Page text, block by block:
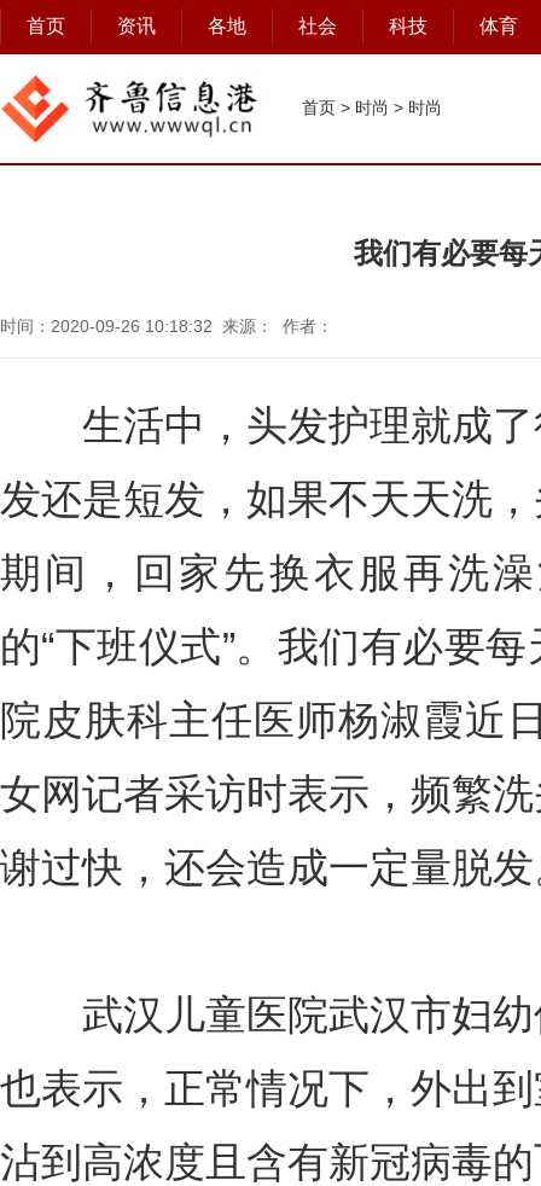
首页 资讯 各地 社会 科技 体育
首页 > 时尚 > 时尚
我们有必要每
时间：2020-09-26 10:18:32 来源： 作者：
生活中，头发护理就成了
发还是短发，如果不天天洗
期间，回家先换衣服再洗
的“下班仪式”。我们有必要
院皮肤科主任医师杨淑霞近
女网记者采访时表示，频繁
谢过快，还会造成一定量脱
武汉儿童医院武汉市妇幼
也表示，正常情况下，外出
沾到高浓度且含有新冠病毒